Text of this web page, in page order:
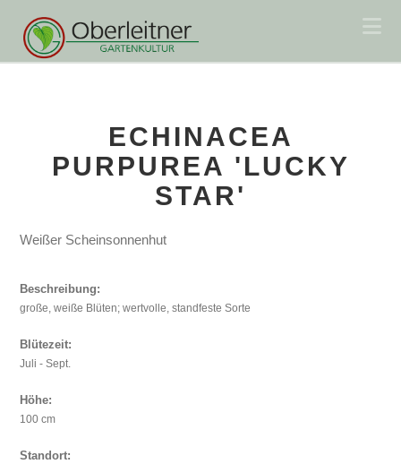
ECHINACEA
PURPUREA 'LUCKY
STAR'
Weißer Scheinsonnenhut
Beschreibung:
große, weiße Blüten; wertvolle, standfeste Sorte
Blütezeit:
Juli - Sept.
Höhe:
100 cm
Standort: